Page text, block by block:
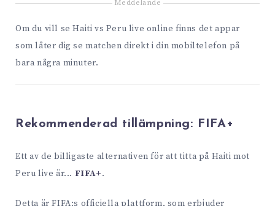
Meddelande
Om du vill se Haiti vs Peru live online finns det appar
som låter dig se matchen direkt i din mobiltelefon på
bara några minuter.
Rekommenderad tillämpning: FIFA+
Ett av de billigaste alternativen för att titta på Haiti mot
Peru live är... FIFA+.
Detta är FIFA:s officiella plattform, som erbjuder